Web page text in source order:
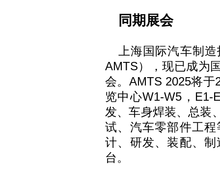
同期展会
上海国际汽车制
AMTS），现已成为
会。AMTS 2025将于
览中心W1-W5，
发、车身焊装、总装
试、汽车零部件工
计、研发、装配、
台。